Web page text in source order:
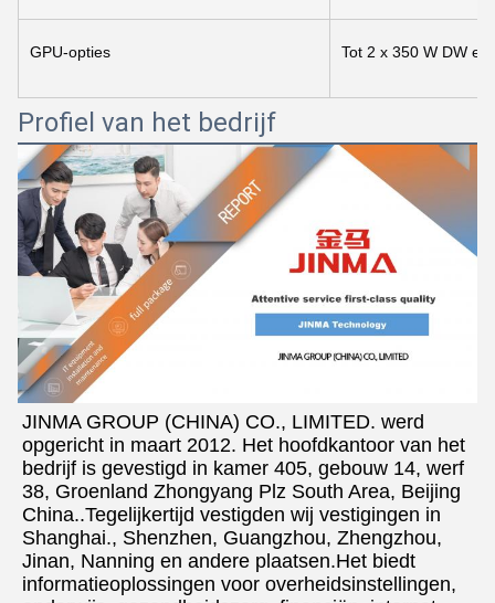
GPU-opties Tot 2 x 350 W DW en
Profiel van het bedrijf
JINMA GROUP (CHINA) CO., LIMITED. werd
opgericht in maart 2012. Het hoofdkantoor van het
bedrijf is gevestigd in kamer 405, gebouw 14, werf
38, Groenland Zhongyang Plz South Area, Beijing
China..Tegelijkertijd vestigden wij vestigingen in
Shanghai., Shenzhen, Guangzhou, Zhengzhou,
Jinan, Nanning en andere plaatsen.Het biedt
informatieoplossingen voor overheidsinstellingen,